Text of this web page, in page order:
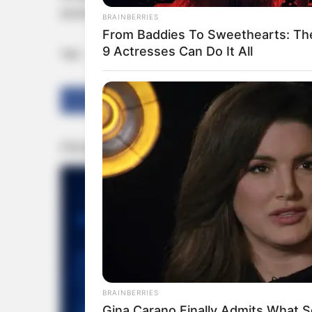
നേതാക്കളും നടത്തിയ അഴിമതി
Mamatha Banarje Encrochment
Share
BRAINBERRIES
From Baddies To Sweethearts:
9 Actresses Can Do It All
BRAINBERRIES